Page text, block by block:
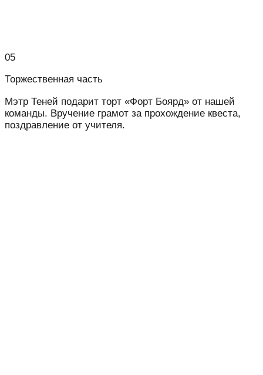
05
Торжественная часть
Мэтр Теней подарит торт «Форт Боярд» от нашей
команды. Вручение грамот за прохождение квеста,
поздравление от учителя.